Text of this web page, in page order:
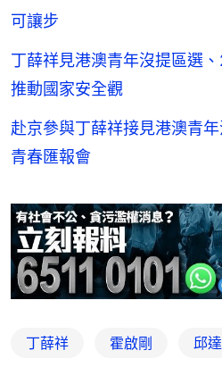
可讓步
丁薛祥見港澳青年沒提區選
推動國家安全觀
赴京參與丁薛祥接見港澳青
青春匯報會
丁薛祥 霍啟剛 邱